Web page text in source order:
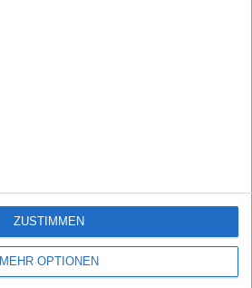
MEHR OPTIONEN
ZUSTIMMEN